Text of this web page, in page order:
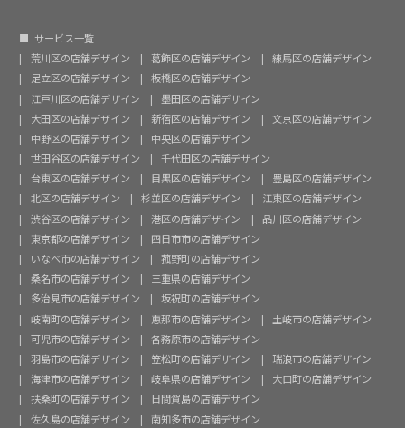
サービス一覧
荒川区の店舗デザイン
葛飾区の店舗デザイン
練馬区の店舗デザイン
足立区の店舗デザイン
板橋区の店舗デザイン
江戸川区の店舗デザイン
墨田区の店舗デザイン
大田区の店舗デザイン
新宿区の店舗デザイン
文京区の店舗デザイン
中野区の店舗デザイン
中央区の店舗デザイン
世田谷区の店舗デザイン
千代田区の店舗デザイン
台東区の店舗デザイン
目黒区の店舗デザイン
豊島区の店舗デザイン
北区の店舗デザイン
杉並区の店舗デザイン
江東区の店舗デザイン
渋谷区の店舗デザイン
港区の店舗デザイン
品川区の店舗デザイン
東京都の店舗デザイン
四日市市の店舗デザイン
いなべ市の店舗デザイン
菰野町の店舗デザイン
桑名市の店舗デザイン
三重県の店舗デザイン
多治見市の店舗デザイン
坂祝町の店舗デザイン
岐南町の店舗デザイン
恵那市の店舗デザイン
土岐市の店舗デザイン
可児市の店舗デザイン
各務原市の店舗デザイン
羽島市の店舗デザイン
笠松町の店舗デザイン
瑞浪市の店舗デザイン
海津市の店舗デザイン
岐阜県の店舗デザイン
大口町の店舗デザイン
扶桑町の店舗デザイン
日間賀島の店舗デザイン
佐久島の店舗デザイン
南知多市の店舗デザイン